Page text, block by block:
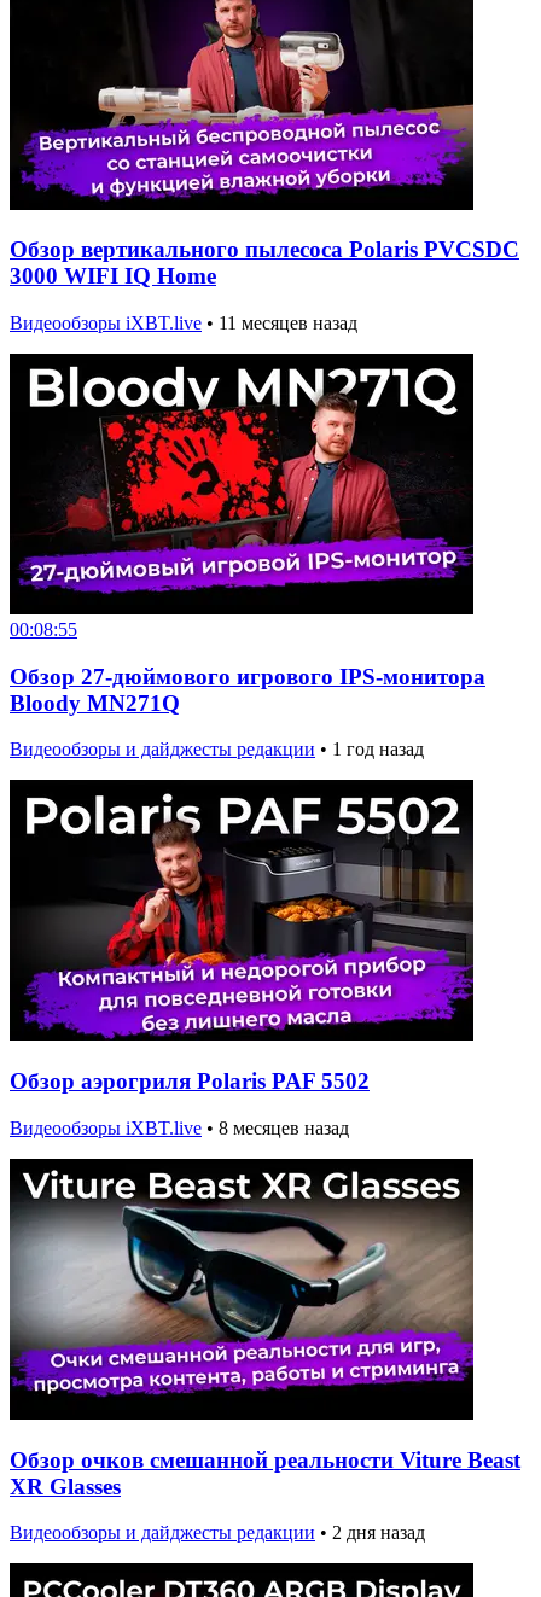
Обзор вертикального пылесоса Polaris PVCSDC
3000 WIFI IQ Home
Видеообзоры iXBT.live • 11 месяцев назад
00:08:55
Обзор 27-дюймового игрового IPS-монитора
Bloody MN271Q
Видеообзоры и дайджесты редакции • 1 год назад
Обзор аэрогриля Polaris PAF 5502
Видеообзоры iXBT.live • 8 месяцев назад
Обзор очков смешанной реальности Viture Beast
XR Glasses
Видеообзоры и дайджесты редакции • 2 дня назад